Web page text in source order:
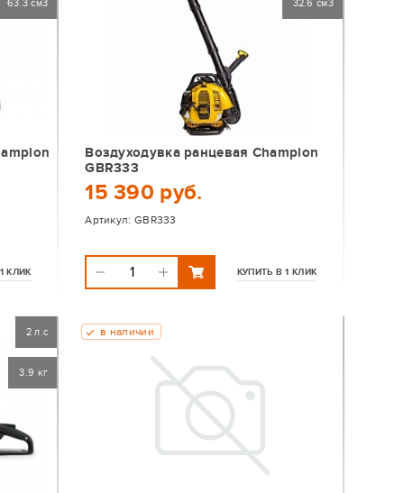
КЛИК
63.3 см3
Воздуходувка ранцевая Champion
GBR333
15 390 руб.
Артикул: GBR333
КУПИТЬ В 1 КЛИК
32.6 см3
2 л.с
3.9 кг
в наличии